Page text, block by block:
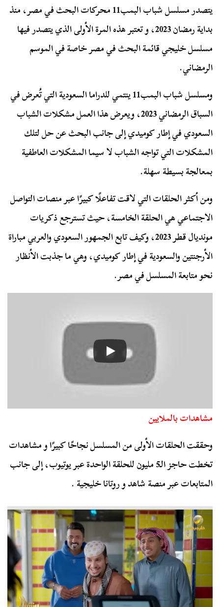
يتصدر مسلسل شباب البمب11 محركات البحث في مصر، منذ
بداية رمضان 2023، و تعتبر هذه المرة الأولى الذي يتصدر فيها
مسلسل خليجي قائمة البحث في مصر خاصة في الموسم
الرمضاني.
ومسلسل شباب البمب11 ينتمي للدراما السعودية التي تُعرض في
السباق الرمضاني 2023، ويعرض هذا العمل مشكلات الشباب
السعودي في إطار كوميدي إلى جانب البحث عن حل لتلك
المشكلات التي تواجه الشباب لا سيما المشكلات العاطفية
بمعالجة بسيطة سهلة.
ومن أكثر الحلقات التي لاقت تفاعلًا كبيرًا عبر منصات التواصل
الاجتماعي هي الحلقة الخامسة، حيث تسترجع ذكريات
مونديال قطر 2023، وكيف تابع الجمهور السعودي والعربي مباراة
الأرجنتين والسعودية في إطار كوميدي، وهي ما جذبت الأنظار
نحو متابعة المسلسل في مصر.
مشاهدات بالملايين
وحققت الحلقات الأولى من المسلسل نجاحًا كبيرًا و مشاهدات
تخطت حاجز الـ5 مليون للحلقة الواحدة عبر يوتيوب، إلى جانب
المتابعات عبر منصة شاهد و روتانا خليجية .